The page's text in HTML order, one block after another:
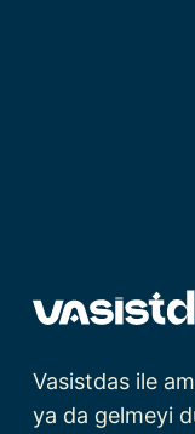
Vasistdas ile
ya da gelmeyi